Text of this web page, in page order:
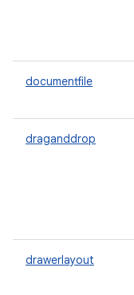
documentfile
draganddrop
drawerlayout